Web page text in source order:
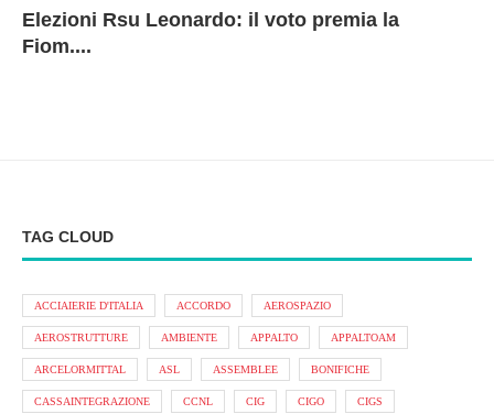
Elezioni Rsu Leonardo: il voto premia la
Fiom....
TAG CLOUD
ACCIAIERIE D'ITALIA ACCORDO AEROSPAZIO
AEROSTRUTTURE AMBIENTE APPALTO APPALTOAM
ARCELORMITTAL ASL ASSEMBLEE BONIFICHE
CASSAINTEGRAZIONE CCNL CIG CIGO CIGS